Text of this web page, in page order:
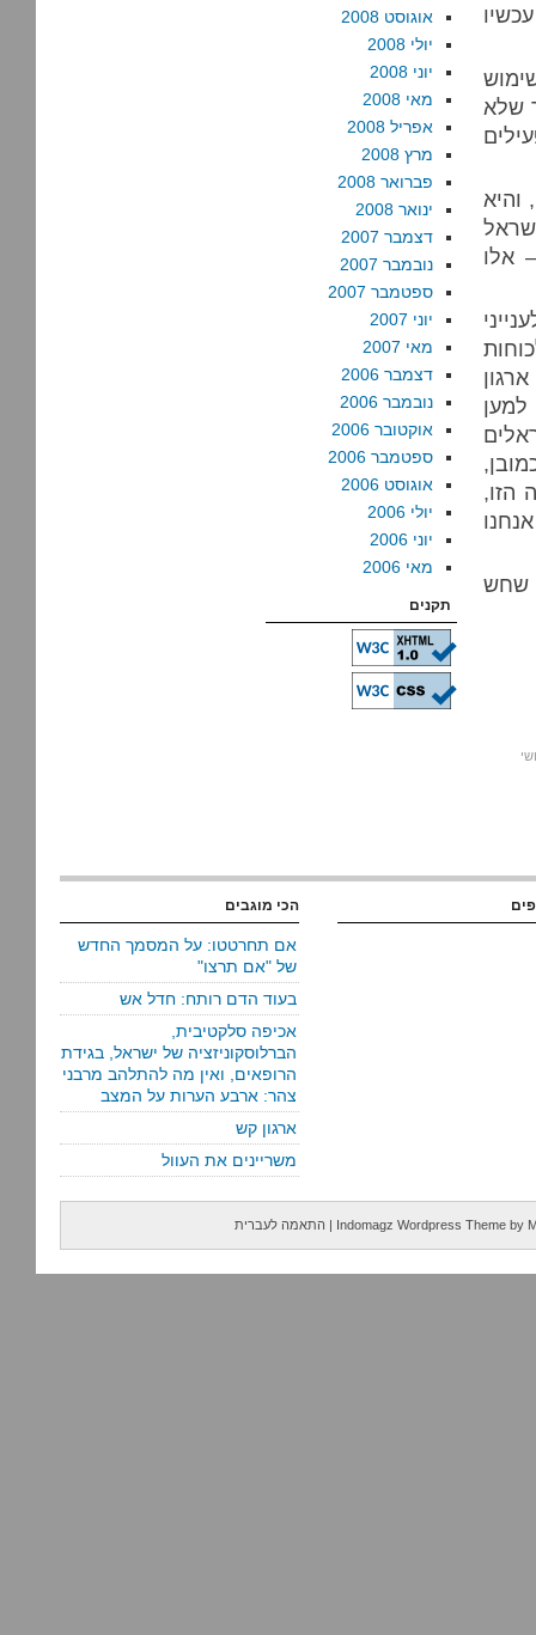
שלא
והיא
אלו
הזו,
שחש
אוגוסט 2008
יולי 2008
יוני 2008
מאי 2008
אפריל 2008
מרץ 2008
פברואר 2008
ינואר 2008
דצמבר 2007
נובמבר 2007
ספטמבר 2007
יוני 2007
מאי 2007
דצמבר 2006
נובמבר 2006
אוקטובר 2006
ספטמבר 2006
אוגוסט 2006
יולי 2006
יוני 2006
מאי 2006
תקנים
הכי מוגבים
אם תחרטטו: על המסמך החדש
של "אם תרצו"
בעוד הדם רותח: חדל אש
אכיפה סלקטיבית,
הברלוסקוניזציה של ישראל, בגידת
הרופאים, ואין מה להתלהב מרבני
צהר: ארבע הערות על המצב
ארגון קש
משריינים את העוול
Indomagz Wordpress Theme by
| התאמה לעברית